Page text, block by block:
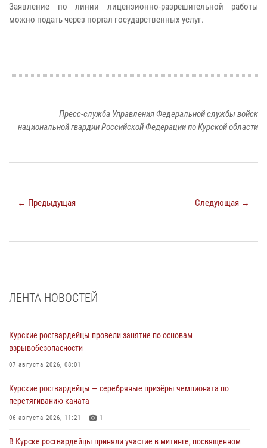
Заявление по линии лицензионно-разрешительной работы
можно подать через портал государственных услуг.
Пресс-служба Управления Федеральной службы войск
национальной гвардии Российской Федерации по Курской области
← Предыдущая Следующая →
ЛЕНТА НОВОСТЕЙ
Курские росгвардейцы провели занятие по основам
взрывобезопасности
07 августа 2026, 08:01
Курские росгвардейцы — серебряные призёры чемпионата по
перетягиванию каната
06 августа 2026, 11:21 1
В Курске росгвардейцы приняли участие в митинге, посвященном